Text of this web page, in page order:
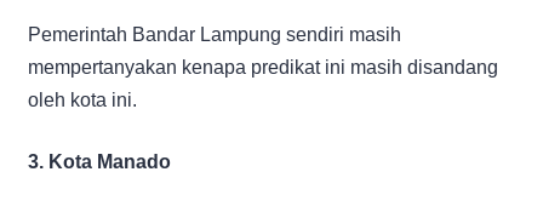
Pemerintah Bandar Lampung sendiri masih
mempertanyakan kenapa predikat ini masih disandang
oleh kota ini.
3. Kota Manado